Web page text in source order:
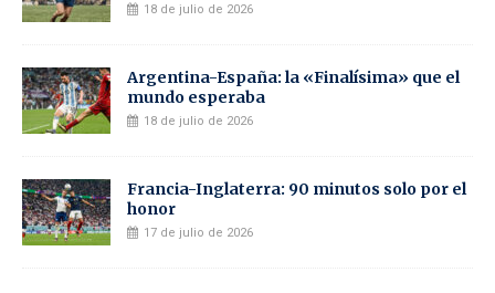
18 de julio de 2026
Argentina-España: la «Finalísima» que el
mundo esperaba
18 de julio de 2026
Francia-Inglaterra: 90 minutos solo por el
honor
17 de julio de 2026